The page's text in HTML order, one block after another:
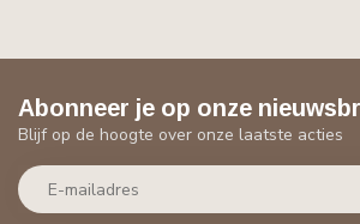
Abonneer je op onze
Blijf op de hoogte over onze laatste acties